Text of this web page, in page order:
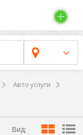
Авто услуги
Вид: